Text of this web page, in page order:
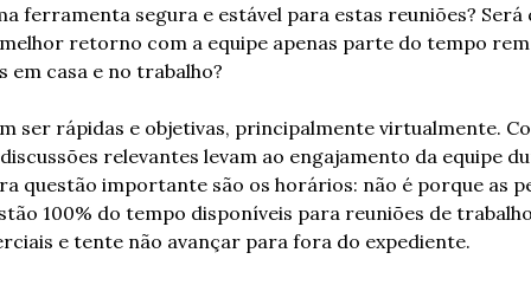
ferramenta segura e estável para estas reuniões? Será
retorno com a equipe apenas parte do tempo
em casa e no trabalho?
ser rápidas e objetivas, principalmente virtualmente.
relevantes levam ao engajamento da equipe
questão importante são os horários: não é porque as
100% do tempo disponíveis para reuniões de
e tente não avançar para fora do expediente.